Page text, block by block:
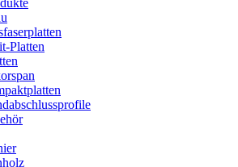
Platten